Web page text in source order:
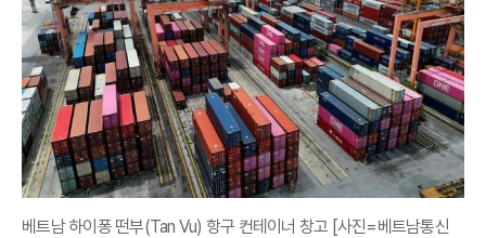
베트남 하이퐁 떤부(Tan Vu) 항구 컨테이너 창고 [사진=베트남통신